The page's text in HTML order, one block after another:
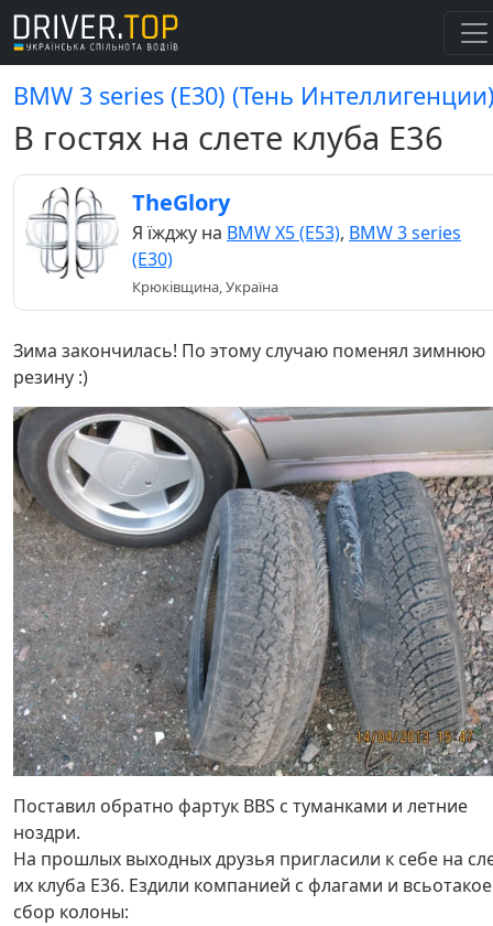
BMW 3 series (E30) (Тень
В гостях на слете клуба Е36
TheGlory
Я їжджу на BMW X5 (E53), BMW 3 series
(E30)
Крюківщина, Україна
Зима закончилась! По этому случаю поменял зимнюю
резину :)
Поставил обратно фартук BBS с туманками и летние
ноздри.
На прошлых выходных друзья пригласили к себе на
их клуба Е36. Ездили компанией с флагами и
сбор колоны: